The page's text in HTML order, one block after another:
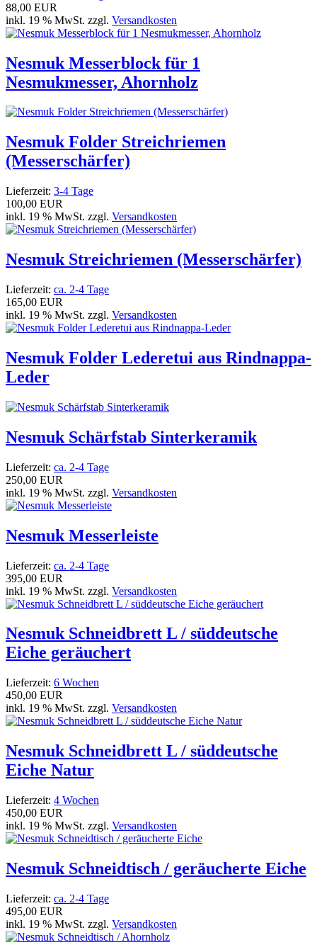
88,00 EUR
inkl. 19 % MwSt. zzgl. Versandkosten
Nesmuk Messerblock für 1
Nesmukmesser, Ahornholz
Nesmuk Folder Streichriemen
(Messerschärfer)
Lieferzeit: 3-4 Tage
100,00 EUR
inkl. 19 % MwSt. zzgl. Versandkosten
Nesmuk Streichriemen (Messerschärfer)
Lieferzeit: ca. 2-4 Tage
165,00 EUR
inkl. 19 % MwSt. zzgl. Versandkosten
Nesmuk Folder Lederetui aus Rindnappa-
Leder
Nesmuk Schärfstab Sinterkeramik
Lieferzeit: ca. 2-4 Tage
250,00 EUR
inkl. 19 % MwSt. zzgl. Versandkosten
Nesmuk Messerleiste
Lieferzeit: ca. 2-4 Tage
395,00 EUR
inkl. 19 % MwSt. zzgl. Versandkosten
Nesmuk Schneidbrett L / süddeutsche
Eiche geräuchert
Lieferzeit: 6 Wochen
450,00 EUR
inkl. 19 % MwSt. zzgl. Versandkosten
Nesmuk Schneidbrett L / süddeutsche
Eiche Natur
Lieferzeit: 4 Wochen
450,00 EUR
inkl. 19 % MwSt. zzgl. Versandkosten
Nesmuk Schneidtisch / geräucherte Eiche
Lieferzeit: ca. 2-4 Tage
495,00 EUR
inkl. 19 % MwSt. zzgl. Versandkosten